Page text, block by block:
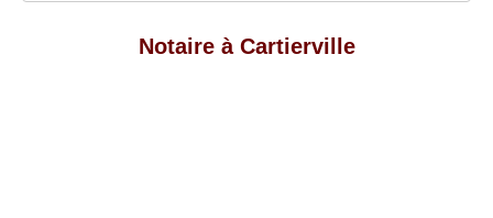
QUÉBEC
Notaire à Cartierville